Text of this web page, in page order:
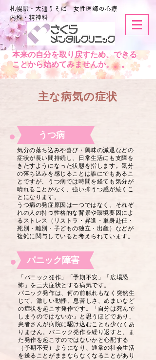
札幌駅・大通りそば 女性医師の心療
内科・精神科
本来の自分を取り戻すため、できる
ことから始めてみませんか。。。
主な病気の症状
うつ病
気分の落ち込みや喜び・興味の減退などの
症状が長い間持続し、日常生活にも支障を
きたすようになった状態を指します。気分
の落ち込みを感じることは誰にでもあるこ
とですが、うつ病では時間を経ても気分が
晴れることがなく、強い抑うつ感が続くこ
とになります。
うつ病の発症原因は一つではなく、それぞ
れの人の持つ性格的な背景や環境要因によ
るストレス（リストラ・昇進・単身赴任・
死別・離別・子どもの独立・出産）などが
複雑に関与していると考えられています。
パニック障害
「パニック発作」「予期不安」「広場恐
怖」を三大症状とする病気です。
パニック発作は、何の前触れもなく突然生
じて、激しい動悸、息苦しさ、めまいなど
の症状を起こす発作です。「自分は死んで
しまうのではないか」と思うほどであり、
患者さんが病院に駆け込むことも少なくあ
りません。パニック発作を繰り返すと、ま
た発作を起こすのではないかと心配する
（予期不安）ようになり、通常の社会生活
を送ることがままならなくなることがあり